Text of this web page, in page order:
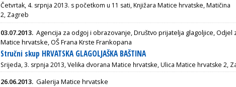
Četvrtak, 4. srpnja 2013. s početkom u 11 sati, Knjižara Matice hrvatske, Matičina
2, Zagreb
03.07.2013. Agencija za odgoj i obrazovanje, Društvo prijatelja glagoljice, Odjel
Matice hrvatske, OŠ Frana Krste Frankopana
Stručni skup HRVATSKA GLAGOLJAŠKA BAŠTINA
Srijeda, 3. srpnja 2013, Velika dvorana Matice hrvatske, Ulica Matice hrvatske 2,
26.06.2013. Galerija Matice hrvatske